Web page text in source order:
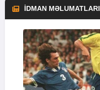
İDMAN MƏLUMATLARI